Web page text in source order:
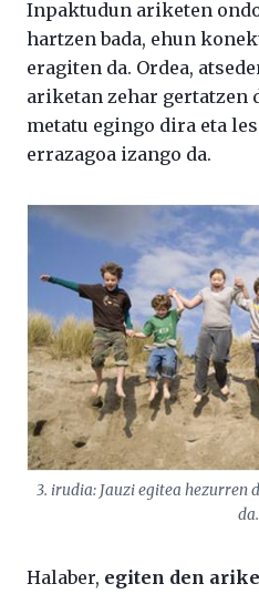
Inpaktudun ariketen
hartzen bada, ehun
eragiten da. Ordea,
ariketan zehar
metatu egingo dira eta
errazagoa izango da.
3. irudia: Jauzi egitea hezurren
da.
Halaber, egiten den